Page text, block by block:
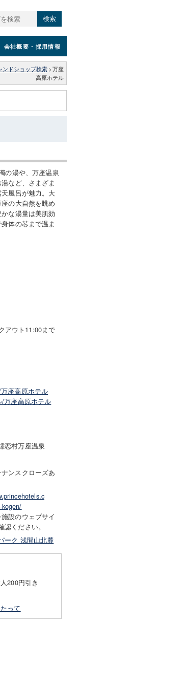
検索
会社概要 ・採用情報
ンドショップ検索 > 万座
高原ホテル
の湯や、万座温泉
など、さまざま
風呂が魅力。大
の大自然を眺め
な湯量は美肌効
体の芯まで温ま
アウト11:00まで
座高原ホテル
万座高原ホテル
恋村万座温泉
ンスクローズあ
設のウェブサイ
認ください。
ーク 浅間山北麓
200円引き
って